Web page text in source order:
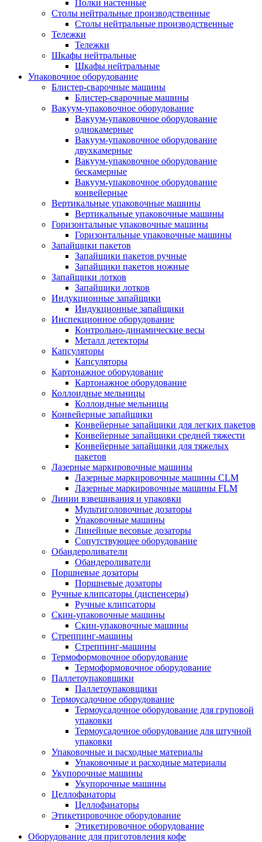
Полки настенные
Столы нейтральные производственные
Столы нейтральные производственные
Тележки
Тележки
Шкафы нейтральные
Шкафы нейтральные
Упаковочное оборудование
Блистер-сварочные машины
Блистер-сварочные машины
Вакуум-упаковочное оборудование
Вакуум-упаковочное оборудование
однокамерные
Вакуум-упаковочное оборудование
двухкамерные
Вакуум-упаковочное оборудование
беcкамерные
Вакуум-упаковочное оборудование
конвейерные
Вертикальные упаковочные машины
Вертикальные упаковочные машины
Горизонтальные упаковочные машины
Горизонтальные упаковочные машины
Запайщики пакетов
Запайщики пакетов ручные
Запайщики пакетов ножные
Запайщики лотков
Запайщики лотков
Индукционные запайщики
Индукционные запайщики
Инспекционное оборудование
Контрольно-динамические весы
Металл детекторы
Капсуляторы
Капсуляторы
Картонажное оборудование
Картонажное оборудование
Коллоидные мельницы
Коллоидные мельницы
Конвейерные запайщики
Конвейерные запайщики для легких пакетов
Конвейерные запайщики средней тяжести
Конвейерные запайщики для тяжелых
пакетов
Лазерные маркировочные машины
Лазерные маркировочные машины CLM
Лазерные маркировочные машины FLM
Линии взвешивания и упаковки
Мультиголовочные дозаторы
Упаковочные машины
Линейные весовые дозаторы
Сопутствующее оборудование
Обандероливатели
Обандероливатели
Поршневые дозаторы
Поршневые дозаторы
Ручные клипсаторы (диспенсеры)
Ручные клипсаторы
Скин-упаковочные машины
Скин-упаковочные машины
Стреппинг-машины
Стреппинг-машины
Термоформовочное оборудование
Термоформовочное оборудование
Паллетоупаковщики
Паллетоупаковщики
Термоусадочное оборудование
Термоусадочное оборудование для груповой
упаковки
Термоусадочное оборудование для штучной
упаковки
Упаковочные и расходные материалы
Упаковочные и расходные материалы
Укупорочные машины
Укупорочные машины
Целлофанаторы
Целлофанаторы
Этикетировочное оборудование
Этикетировочное оборудование
Оборудование для приготовления кофе